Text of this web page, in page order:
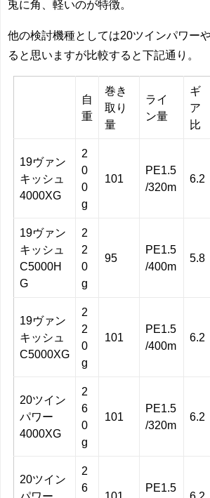
兎に角、軽いのが特徴。
他の検討機種としては20ツインパワー
ると思いますが比較すると下記通り。
自
重
巻き
取り
量
ライ
ン量
ギ
ア
比
19ヴァン
キッシュ
4000XG
2
0
0
g
101
PE1.5
/320m
6.2
19ヴァン
キッシュ
C5000H
G
2
2
0
g
95
PE1.5
/400m
5.8
19ヴァン
キッシュ
C5000XG
2
2
0
g
101
PE1.5
/400m
6.2
20ツイン
パワー
4000XG
2
6
0
g
101
PE1.5
/320m
6.2
20ツイン
2
6
PE1.5